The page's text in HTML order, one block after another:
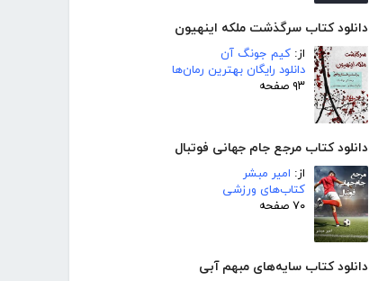
دانلود کتاب سرگذشت ملکه اینهیون
از: کیم جونگ آن
دانلود رایگان بهترین رمان‌ها
۹۳ صفحه
دانلود کتاب مرجع جام جهانی فوتبال
از: امیر مبشر
کتاب‌های ورزشی
۷۰ صفحه
دانلود کتاب سایه‌های مبهم آبی